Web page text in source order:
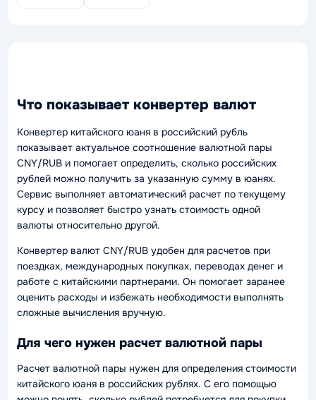
Что показывает конвертер валют
Конвертер китайского юаня в российский рубль
показывает актуальное соотношение валютной пары
CNY/RUB и помогает определить, сколько российских
рублей можно получить за указанную сумму в юанях.
Сервис выполняет автоматический расчет по текущему
курсу и позволяет быстро узнать стоимость одной
валюты относительно другой.
Конвертер валют CNY/RUB удобен для расчетов при
поездках, международных покупках, переводах денег и
работе с китайскими партнерами. Он помогает заранее
оценить расходы и избежать необходимости выполнять
сложные вычисления вручную.
Для чего нужен расчет валютной пары
Расчет валютной пары нужен для определения стоимости
китайского юаня в российских рублях. С его помощью